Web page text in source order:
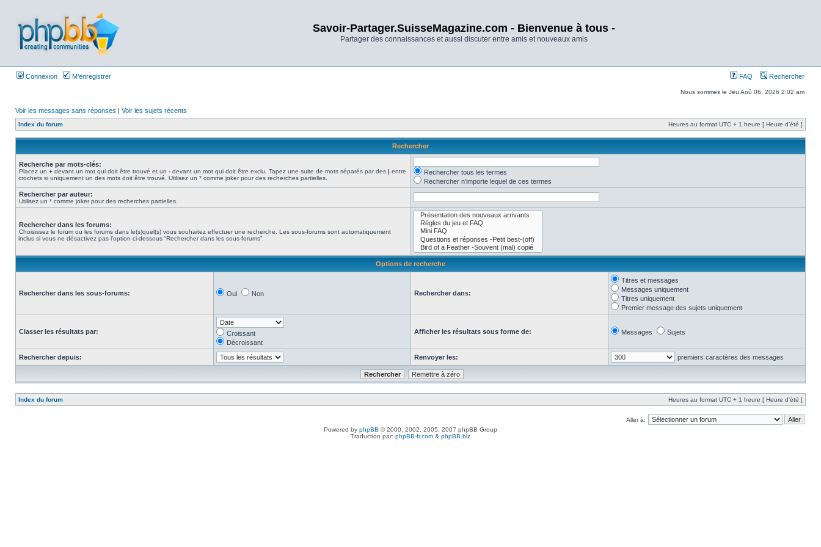
Savoir-Partager.SuisseMagazine.com - Bienvenue à tous -
Partager des connaissances et aussi discuter entre amis et nouveaux amis
Connexion M’enregistrer FAQ Rechercher
Nous sommes le Jeu Aoû 06, 2026 2:02 am
Voir les messages sans réponses | Voir les sujets récents
Index du forum Heures au format UTC + 1 heure [ Heure d’été ]
Rechercher
Recherche par mots-clés:
Placez un + devant un mot qui doit être trouvé et un - devant un mot qui doit être exclu. Tapez une suite de mots séparés par des | entre
crochets si uniquement un des mots doit être trouvé. Utilisez un * comme joker pour des recherches partielles.
Rechercher tous les termes
Rechercher n’importe lequel de ces termes
Rechercher par auteur:
Utilisez un * comme joker pour des recherches partielles.
Rechercher dans les forums:
Choisissez le forum ou les forums dans le(s)quel(s) vous souhaitez effectuer une recherche. Les sous-forums sont automatiquement
inclus si vous ne désactivez pas l’option ci-dessous “Rechercher dans les sous-forums”.
Options de recherche
Rechercher dans les sous-forums: Oui Non Rechercher dans:
Titres et messages
Messages uniquement
Titres uniquement
Premier message des sujets uniquement
Classer les résultats par:
Croissant
Décroissant
Afficher les résultats sous forme de: Messages Sujets
Rechercher depuis: Renvoyer les: premiers caractères des messages
Index du forum Heures au format UTC + 1 heure [ Heure d’été ]
Aller à:
Powered by phpBB © 2000, 2002, 2005, 2007 phpBB Group
Traduction par: phpBB-fr.com & phpBB.biz